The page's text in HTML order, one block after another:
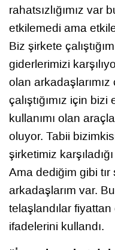
rahatsızlığımız var
etkilemedi ama
Biz şirkete
giderlerimizi
olan
çalıştığımız için
kullanımı olan
oluyor. Tabii
şirketimiz
Ama dediğim gibi
arkadaşlarım var.
telaşlandılar
ifadelerini kullandı.